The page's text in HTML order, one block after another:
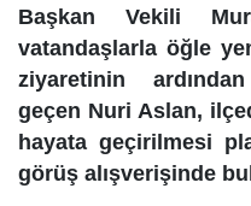
Başkan Vekili
vatandaşlarla öğle
ziyaretinin
geçen Nuri Aslan,
hayata geçirilmesi
görüş alışverişinde